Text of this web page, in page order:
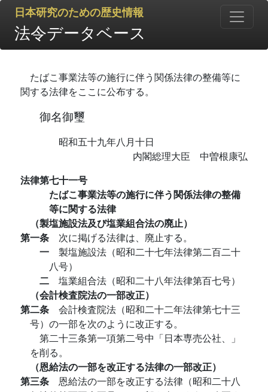
日本研究のための歴史情報
法令データベース
たばこ事業法等の施行に伴う関係法律の整備等に
関する法律をここに公布する。
御名御璽
昭和五十九年八月十日
内閣総理大臣 中曽根康弘
法律第七十一号
たばこ事業法等の施行に伴う関係法律の整備
等に関する法律
（製塩施設法及び塩業組合法の廃止）
第一条 次に掲げる法律は、廃止する。
一 製塩施設法（昭和二十七年法律第二百二十
八号）
二 塩業組合法（昭和二十八年法律第百七号）
（会計検査院法の一部改正）
第二条 会計検査院法（昭和二十二年法律第七十三
号）の一部を次のように改正する。
第二十三条第一項第二号中「日本専売公社、」
を削る。
（恩給法の一部を改正する法律の一部改正）
第三条 恩給法の一部を改正する法律（昭和二十八